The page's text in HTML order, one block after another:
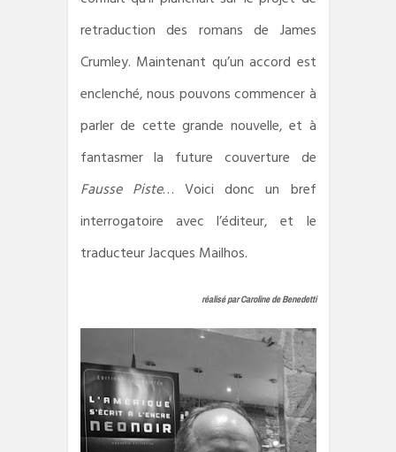
retraduction des romans de James
Crumley. Maintenant qu’un accord est
enclenché, nous pouvons commencer à
parler de cette grande nouvelle, et à
fantasmer la future couverture de
Fausse Piste… Voici donc un bref
interrogatoire avec l’éditeur, et le
traducteur Jacques Mailhos.
réalisé par Caroline de Benedetti